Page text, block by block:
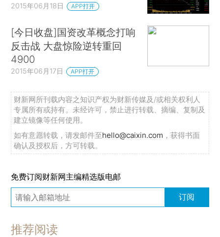
2015年06月18日 APP打开
[今日收盘]国资改革概念打响
反击战 大盘惊险逆转重回
4900
2015年06月17日 APP打开
财新网所刊载内容之知识产权为财新传媒及/或相关权利人
专属所有或持有。未经许可，禁止进行转载、摘编、复制及
建立镜像等任何使用。
如有意愿转载，请发邮件至hello@caixin.com ，获得书面
确认及授权后，方可转载。
免费订阅财新网主编精选版电邮
订阅
推荐阅读